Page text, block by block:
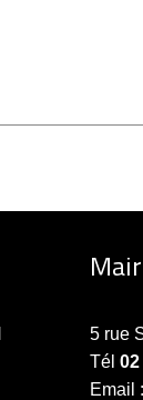
5 rue
Tél02
Email